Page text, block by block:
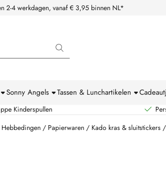
Kies instellingen of sta alle cookies toe.
2-4 werkdagen, vanaf € 3,95 binnen NL*
Sonny Angels Tassen & Lunchartikelen
Kinderspullen
/ Papierwaren / Kado kras & sluitstickers /